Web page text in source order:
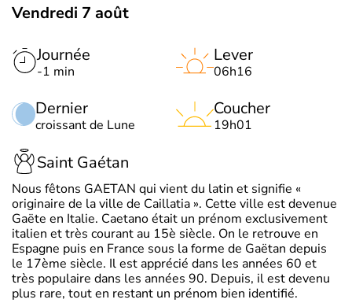
Vendredi 7 août
Journée
-1 min
Dernier
croissant de Lune
Lever
06h16
Coucher
19h01
Saint Gaétan
Nous fêtons GAETAN qui vient du latin et signifie «
originaire de la ville de Caillatia ». Cette ville est devenue
Gaëte en Italie. Caetano était un prénom exclusivement
italien et très courant au 15è siècle. On le retrouve en
Espagne puis en France sous la forme de Gaëtan depuis
le 17ème siècle. Il est apprécié dans les années 60 et
très populaire dans les années 90. Depuis, il est devenu
plus rare, tout en restant un prénom bien identifié.